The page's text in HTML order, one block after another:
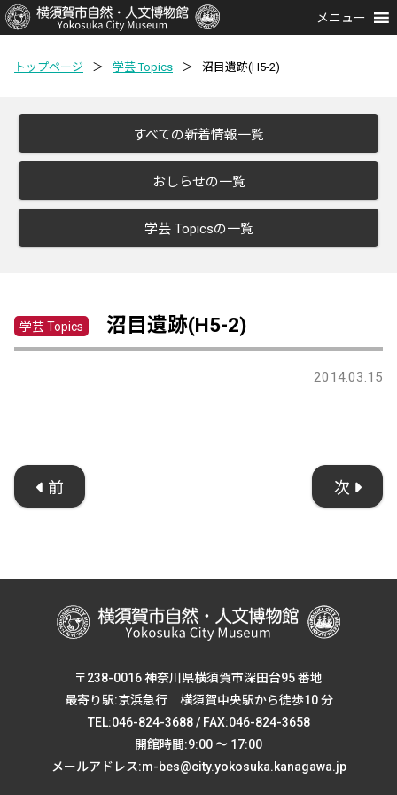
メニュー
トップページ ＞ 学芸 Topics ＞ 沼目遺跡(H5-2)
すべての新着情報一覧
おしらせの一覧
学芸 Topicsの一覧
学芸 Topics 沼目遺跡(H5-2)
2014.03.15
前 次
〒238-0016 神奈川県横須賀市深田台95 番地
最寄り駅:京浜急行 横須賀中央駅から徒歩10 分
TEL:046-824-3688 / FAX:046-824-3658
開館時間:9:00 ～ 17:00
メールアドレス:m-bes@city.yokosuka.kanagawa.jp